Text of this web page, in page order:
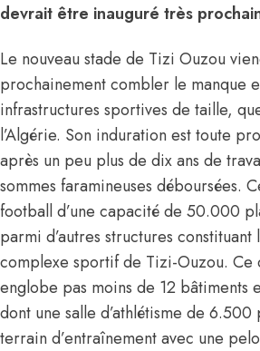
devrait être inauguré très
Le nouveau stade de Tizi Ouzou
prochainement combler le manque
infrastructures sportives de taille,
l’Algérie. Son induration est toute
après un peu plus de dix ans de
sommes faramineuses déboursées.
football d’une capacité de 50.000
parmi d’autres structures constituant
complexe sportif de Tizi-Ouzou. Ce
englobe pas moins de 12 bâtiments
dont une salle d’athlétisme de 6.500
terrain d’entraînement avec une